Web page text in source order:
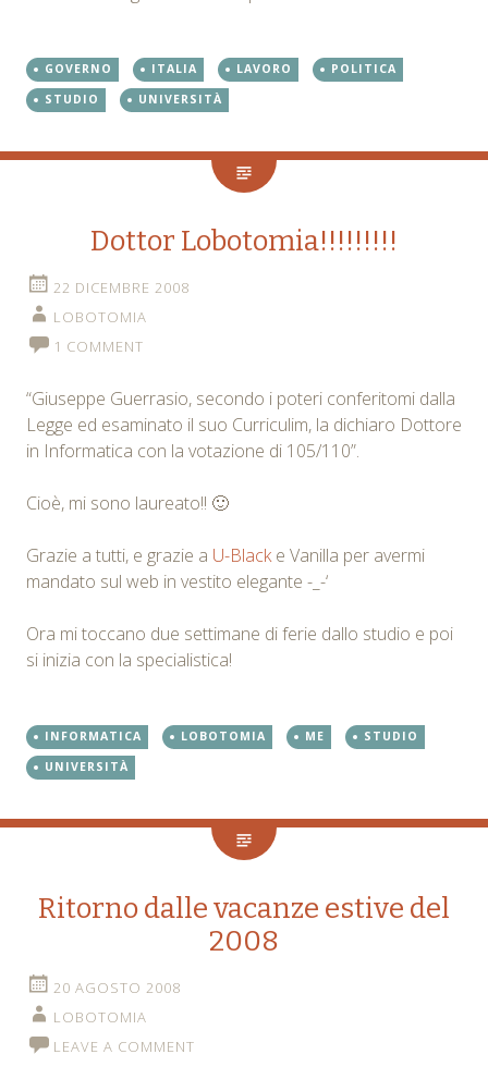
GOVERNO ITALIA LAVORO
POLITICA
STUDIO
UNIVERSITÀ
Dottor Lobotomia!!!!!!!!!
22 DICEMBRE 2008
LOBOTOMIA
1 COMMENT
“Giuseppe Guerrasio, secondo i poteri conferitomi dalla
Legge ed esaminato il suo Curriculim, la dichiaro Dottore
in Informatica con la votazione di 105/110”.
Cioè, mi sono laureato!! 🙂
Grazie a tutti, e grazie a U-Blacke Vanilla per avermi
mandato sul web in vestito elegante -_-‘
Ora mi toccano due settimane di ferie dallo studio e poi
si inizia con la specialistica!
INFORMATICA LOBOTOMIA ME
STUDIO
UNIVERSITÀ
Ritorno dalle vacanze estive del
2008
20 AGOSTO 2008
LOBOTOMIA
LEAVE A COMMENT